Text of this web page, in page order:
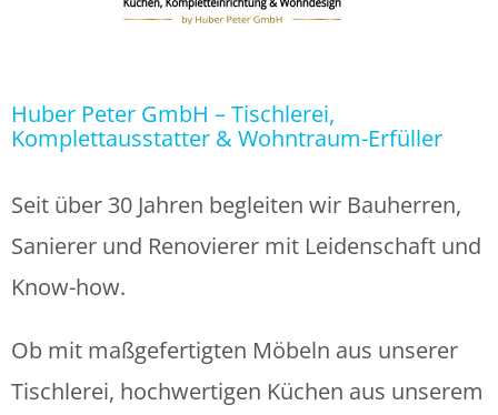
Huber Peter GmbH – Tischlerei,
Komplettausstatter & Wohntraum-Erfüller
Seit über 30 Jahren begleiten wir Bauherren,
Sanierer und Renovierer mit Leidenschaft und
Know-how.
Ob mit maßgefertigten Möbeln aus unserer
Tischlerei, hochwertigen Küchen aus unserem